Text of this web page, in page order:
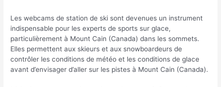
Les webcams de station de ski sont devenues un instrument
indispensable pour les experts de sports sur glace,
particulièrement à Mount Cain (Canada) dans les sommets.
Elles permettent aux skieurs et aux snowboardeurs de
contrôler les conditions de météo et les conditions de glace
avant d’envisager d’aller sur les pistes à Mount Cain (Canada).